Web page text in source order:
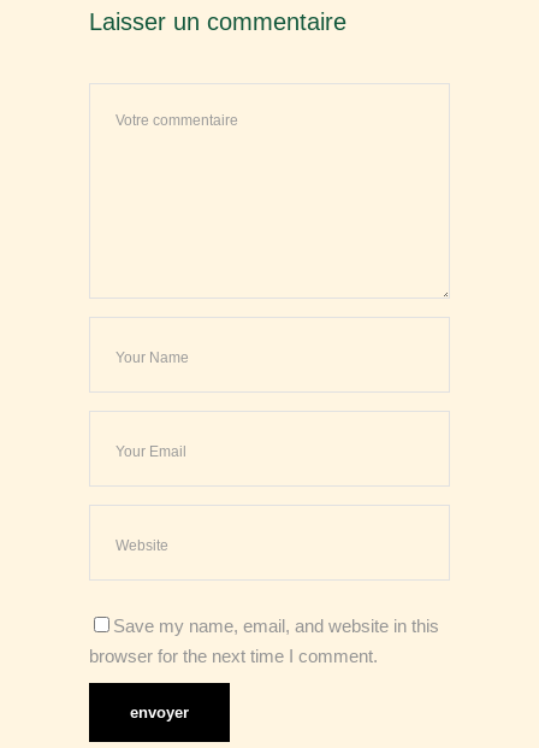
Laisser un commentaire
Save my name, email, and website in this
browser for the next time I comment.